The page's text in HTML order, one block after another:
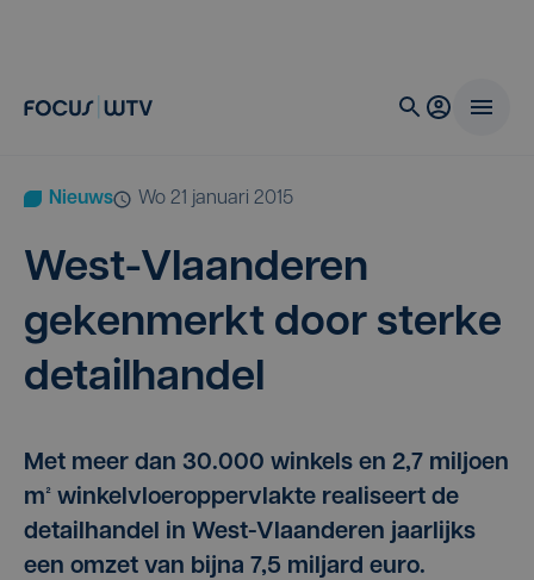
Nieuws wo 21 januari 2015
West-Vlaan­de­ren
geken­merkt door ster­ke
detailhandel
Met meer dan 30.000 winkels en 2,7 miljoen
m² winkelvloeroppervlakte realiseert de
detailhandel in West-Vlaanderen jaarlijks
een omzet van bijna 7,5 miljard euro.